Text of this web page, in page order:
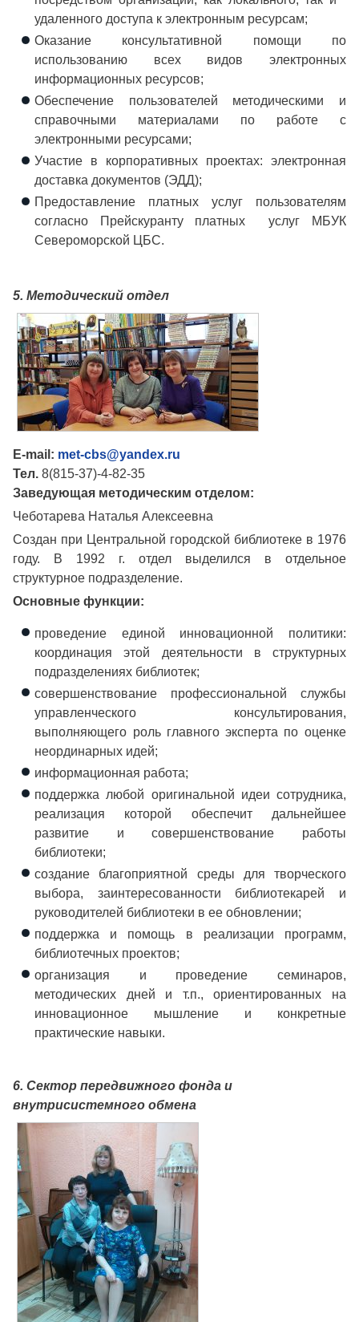
удаленного доступа к электронным ресурсам;
Оказание консультативной помощи по
использованию всех видов электронных
информационных ресурсов;
Обеспечение пользователей методическими и
справочными материалами по работе с
электронными ресурсами;
Участие в корпоративных проектах: электронная
доставка документов (ЭДД);
Предоставление платных услуг пользователям
согласно Прейскуранту платных услуг МБУК
Североморской ЦБС.
5. Методический отдел
E-mail: met-cbs@yandex.ru
Тел.8(815-37)-4-82-35
Заведующая методическим отделом:
Чеботарева Наталья Алексеевна
Создан при Центральной городской библиотеке в 1976
году. В 1992 г. отдел выделился в отдельное
структурное подразделение.
Основные функции:
проведение единой инновационной политики:
координация этой деятельности в структурных
подразделениях библиотек;
совершенствование профессиональной службы
управленческого консультирования,
выполняющего роль главного эксперта по оценке
неординарных идей;
информационная работа;
поддержка любой оригинальной идеи сотрудника,
реализация которой обеспечит дальнейшее
развитие и совершенствование работы
библиотеки;
создание благоприятной среды для творческого
выбора, заинтересованности библиотекарей и
руководителей библиотеки в ее обновлении;
поддержка и помощь в реализации программ,
библиотечных проектов;
организация и проведение семинаров,
методических дней и т.п., ориентированных на
инновационное мышление и конкретные
практические навыки.
6. Сектор передвижного фонда и
внутрисистемного обмена